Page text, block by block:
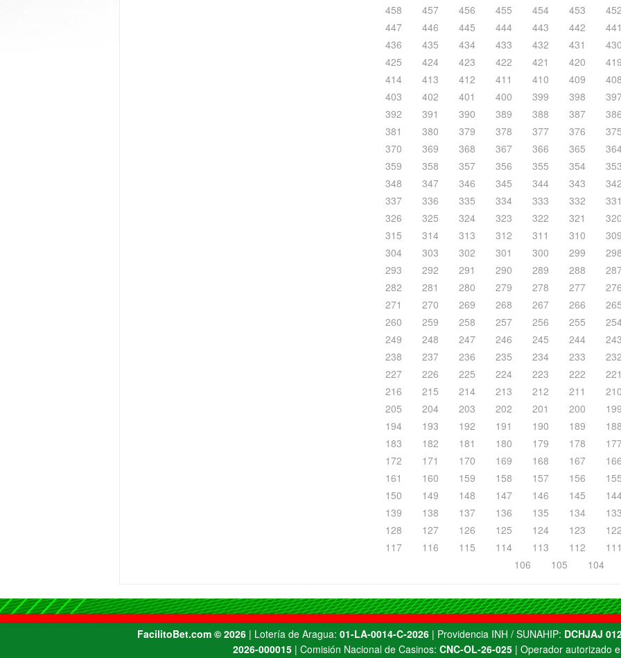
458
457 456 455 454 453
447
446 445 444 443 442
436
435 434 433 432 431
425
424 423 422 421 420
414
413 412 411 410 409
403
402 401 400 399 398
392
391 390 389 388 387
381
380 379 378 377 376
370
369 368 367 366 365
359
358 357 356 355 354
348
347 346 345 344 343
337
336 335 334 333 332
326
325 324 323 322 321
315
314 313 312 311 310
304
303 302 301 300 299
293
292 291 290 289 288
282
281 280 279 278 277
271
270 269 268 267 266
260
259 258 257 256 255
249
248 247 246 245 244
238
237 236 235 234 233
227
226 225 224 223 222
216
215 214 213 212 211
205
204 203 202 201 200
194
193 192 191 190 189
183
182 181 180 179 178
172
171 170 169 168 167
161
160 159 158 157 156
150
149 148 147 146 145
139
138 137 136 135 134
128
127 126 125 124 123
117
116 115 114 113 112
106
105 104
FacilitoBet.com ©️ 2026| Lotería de Aragua: 01-LA-0014-C-2026| Providencia INH / SUNAHIP: DCHJAJ
2026-000015| Comisión Nacional de Casinos: CNC-OL-26-025| Operador autorizado